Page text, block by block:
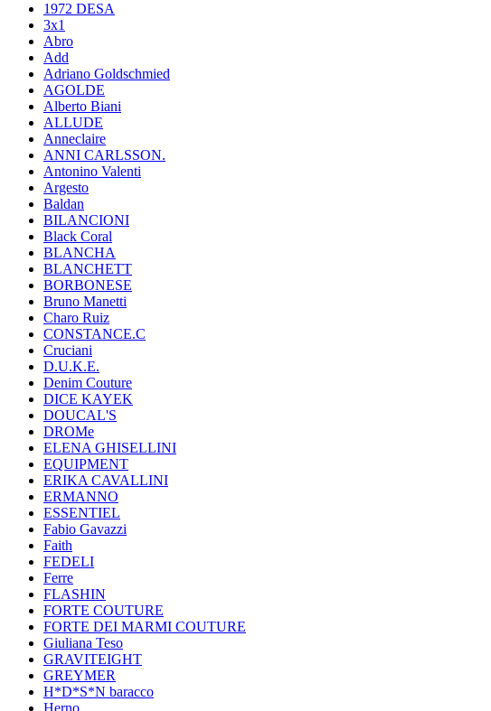
1972 DESA
3x1
Abro
Add
Adriano Goldschmied
AGOLDE
Alberto Biani
ALLUDE
Anneclaire
ANNI CARLSSON.
Antonino Valenti
Argesto
Baldan
BILANCIONI
Black Coral
BLANCHA
BLANCHETT
BORBONESE
Bruno Manetti
Charo Ruiz
CONSTANCE.C
Cruciani
D.U.K.E.
Denim Couture
DICE KAYEK
DOUCAL'S
DROMe
ELENA GHISELLINI
EQUIPMENT
ERIKA CAVALLINI
ERMANNO
ESSENTIEL
Fabio Gavazzi
Faith
FEDELI
Ferre
FLASHIN
FORTE COUTURE
FORTE DEI MARMI COUTURE
Giuliana Teso
GRAVITEIGHT
GREYMER
H*D*S*N baracco
Herno